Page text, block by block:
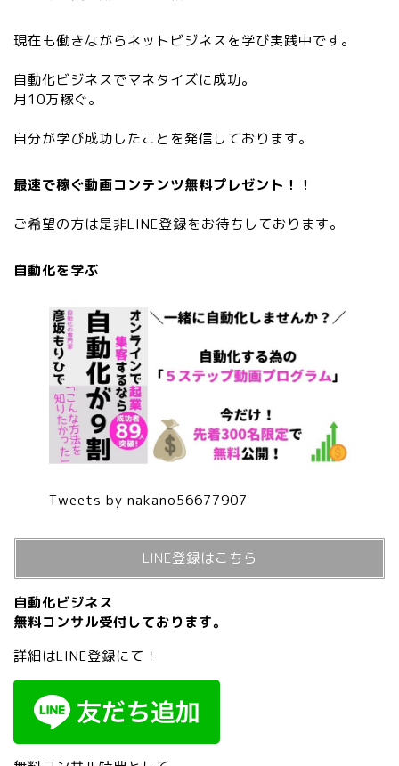
現在も働きながらネットビジネスを学び実践中です。
自動化ビジネスでマネタイズに成功。
月10万稼ぐ。
自分が学び成功したことを発信しております。
最速で稼ぐ動画コンテンツ無料プレゼント！！
ご希望の方は是非LINE登録をお待ちしております。
自動化を学ぶ
Tweets by nakano56677907
LINE登録はこちら
自動化ビジネス
無料コンサル受付しております。
詳細はLINE登録にて！